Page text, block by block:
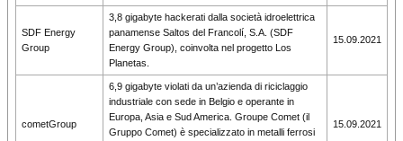
SDF Energy
Group
3,8 gigabyte hackerati dalla società idroelettrica
panamense Saltos del Francolí, S.A. (SDF
Energy Group), coinvolta nel progetto Los
Planetas.
15.09.2021
cometGroup
6,9 gigabyte violati da un’azienda di riciclaggio
industriale con sede in Belgio e operante in
Europa, Asia e Sud America. Groupe Comet (il
Gruppo Comet) è specializzato in metalli ferrosi
15.09.2021